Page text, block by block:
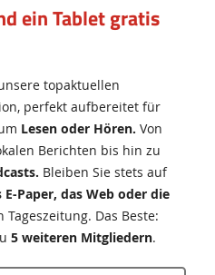
ein Tablet gratis
topaktuellen
perfekt aufbereitet für
Lesen oder Hören. Von
Berichten bis hin zu
Bleiben Sie stets auf
E-Paper, das Web oder die
Das Beste:
5 weiteren Mitgliedern.